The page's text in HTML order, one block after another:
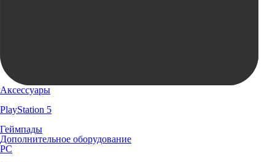
Аксессуары
PlayStation 5
Геймпады
Дополнительное оборудование
PC